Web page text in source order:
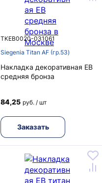
TKEB0020-031061
Siegenia Titan AF (гр.53)
Накладка декоративная EB
средняя бронза
84,25 руб. / шт
Заказать